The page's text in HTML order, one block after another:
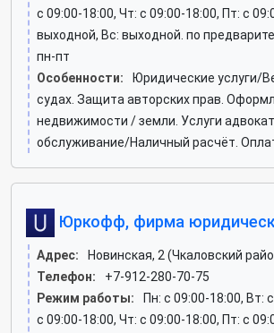
c 09:00-18:00, Чт: c 09:00-18:00, Пт: c
выходной, Вс: выходной. по
пн-пт
Особенности:
Юридические услуги/
судах. Защита авторских прав.
недвижимости / земли. Услуги
обслуживание/Наличный расчёт.
Юркофф, фирма
Адрес:
Новинская, 2 (Чкаловский
Телефон:
+7-912-280-70-75
Режим работы:
Пн: c 09:00-18:00, Вт:
c 09:00-18:00, Чт: c 09:00-18:00, Пт: c